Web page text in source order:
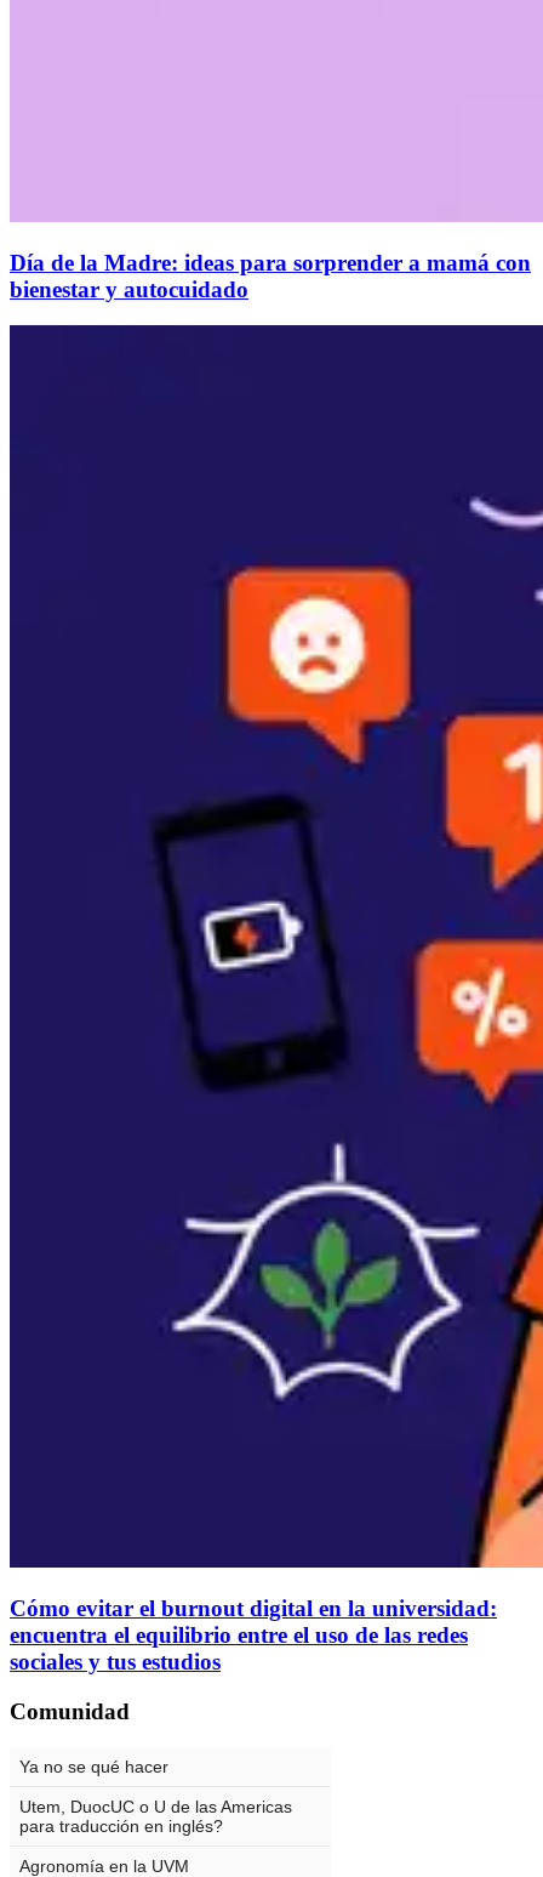
Día de la Madre: ideas para sorprender a mamá con
bienestar y autocuidado
Cómo evitar el burnout digital en la universidad:
encuentra el equilibrio entre el uso de las redes
sociales y tus estudios
Comunidad